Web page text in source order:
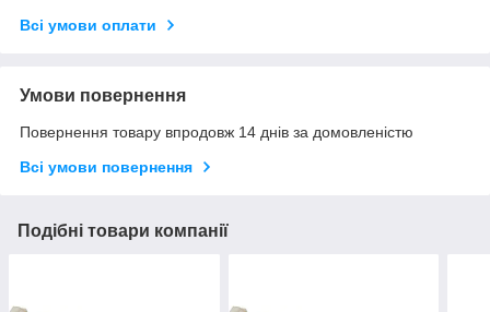
Всі умови оплати
Умови повернення
Повернення товару впродовж 14 днів за домовленістю
Всі умови повернення
Подібні товари компанії